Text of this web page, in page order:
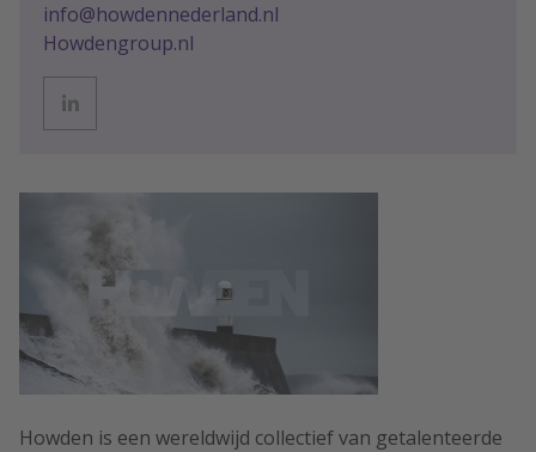
info@howdennederland.nl
Howdengroup.nl
Howden is een wereldwijd collectief van getalenteerde